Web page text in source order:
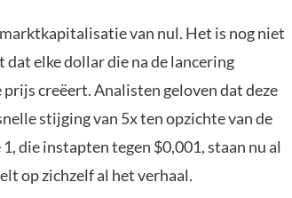
van nul. Het is nog niet
elke dollar die na de lancering
creëert. Analisten geloven dat deze
stijging van 5x ten opzichte van de
die instapten tegen $0,001, staan nu al
op zichzelf al het verhaal.